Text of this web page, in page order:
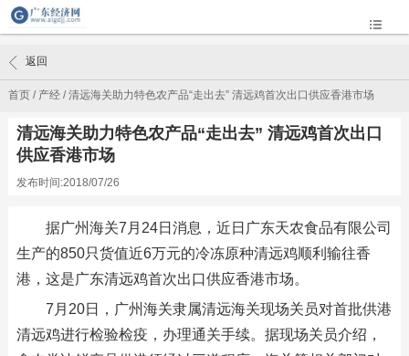
首页/ 产经/清远海关助力特色农产品“走出去” 清远鸡首次出口供应香港市场
返回
清远海关助力特色农产品“走出去” 清远鸡首次出口
供应香港市场
发布时间:2018/07/26
据广州海关7月24日消息，近日广东天农食品有限公司
生产的850只货值近6万元的冷冻原种清远鸡顺利输往香
港，这是广东清远鸡首次出口供应香港市场。
7月20日，广州海关隶属清远海关现场关员对首批供港
清远鸡进行检验检疫，办理通关手续。据现场关员介绍，